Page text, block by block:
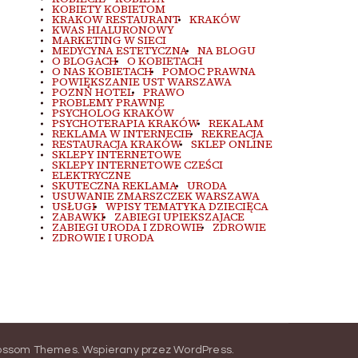
KOBIETY KOBIETOM
KRAKOW RESTAURANT KRAKÓW
KWAS HIALURONOWY
MARKETING W SIECI
MEDYCYNA ESTETYCZNA NA BLOGU
O BLOGACH O KOBIETACH
O NAS KOBIETACH POMOC PRAWNA
POWIĘKSZANIE UST WARSZAWA
POZNŃ HOTEL PRAWO
PROBLEMY PRAWNE
PSYCHOLOG KRAKÓW
PSYCHOTERAPIA KRAKÓW REKALAM
REKLAMA W INTERNECIE REKREACJA
RESTAURACJA KRAKÓW SKLEP ONLINE
SKLEPY INTERNETOWE
SKLEPY INTERNETOWE CZEŚCI
ELEKTRYCZNE
SKUTECZNA REKLAMA URODA
USUWANIE ZMARSZCZEK WARSZAWA
USŁUGI WPISY TEMATYKA DZIECIĘCA
ZABAWKI ZABIEGI UPIEKSZAJACE
ZABIEGI URODA I ZDROWIE ZDROWIE
ZDROWIE I URODA
Themes. Wspierany przezWordPress.